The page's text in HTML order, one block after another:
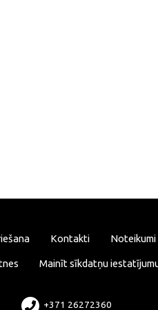
Kontakti Noteikumi
Mainīt sīkdatņu
+371 26272360